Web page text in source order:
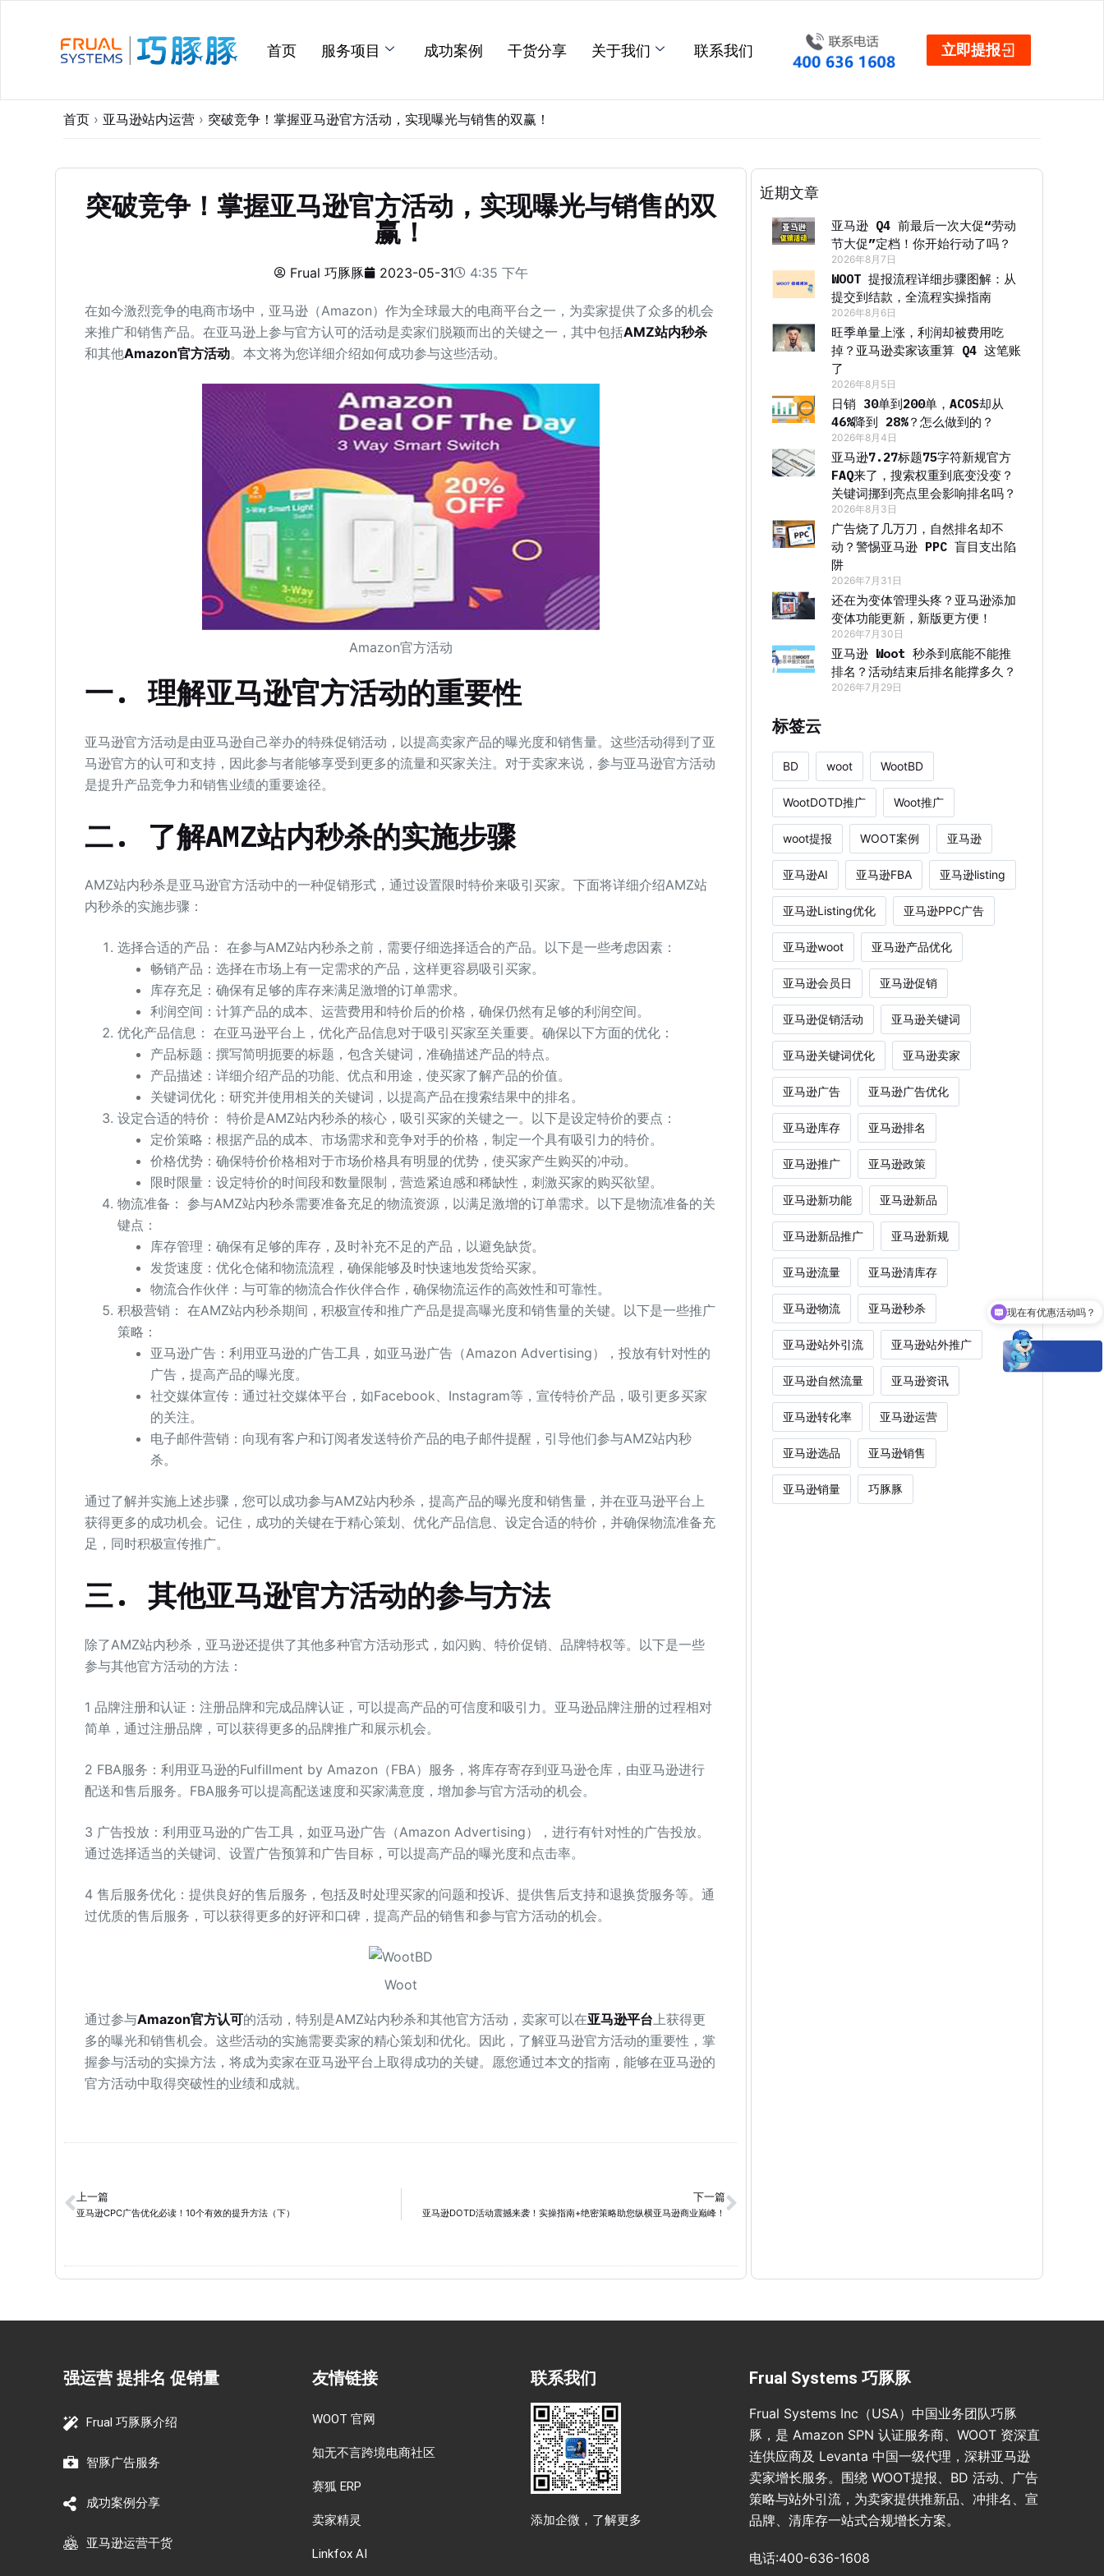
首页 服务项目 成功案例 干货分享 关于我们 联系我们 立即提报
首页 › 亚马逊站内运营 › 突破竞争！掌握亚马逊官方活动，实现曝光与销售的双赢！
突破竞争！掌握亚马逊官方活动，实现曝光与销售的双
赢！
Frual 巧豚豚 2023-05-31 4:35 下午
在如今激烈竞争的电商市场中，亚马逊（Amazon）作为全球最大的电商平台之一，为卖家提供了众多的机会
来推广和销售产品。在亚马逊上参与官方认可的活动是卖家们脱颖而出的关键之一，其中包括AMZ站内秒杀
和其他Amazon官方活动。本文将为您详细介绍如何成功参与这些活动。
Amazon官方活动
一. 理解亚马逊官方活动的重要性
亚马逊官方活动是由亚马逊自己举办的特殊促销活动，以提高卖家产品的曝光度和销售量。这些活动得到了亚
马逊官方的认可和支持，因此参与者能够享受到更多的流量和买家关注。对于卖家来说，参与亚马逊官方活动
是提升产品竞争力和销售业绩的重要途径。
二. 了解AMZ站内秒杀的实施步骤
AMZ站内秒杀是亚马逊官方活动中的一种促销形式，通过设置限时特价来吸引买家。下面将详细介绍AMZ站
内秒杀的实施步骤：
选择合适的产品： 在参与AMZ站内秒杀之前，需要仔细选择适合的产品。以下是一些考虑因素：
畅销产品：选择在市场上有一定需求的产品，这样更容易吸引买家。
库存充足：确保有足够的库存来满足激增的订单需求。
利润空间：计算产品的成本、运营费用和特价后的价格，确保仍然有足够的利润空间。
优化产品信息： 在亚马逊平台上，优化产品信息对于吸引买家至关重要。确保以下方面的优化：
产品标题：撰写简明扼要的标题，包含关键词，准确描述产品的特点。
产品描述：详细介绍产品的功能、优点和用途，使买家了解产品的价值。
关键词优化：研究并使用相关的关键词，以提高产品在搜索结果中的排名。
设定合适的特价： 特价是AMZ站内秒杀的核心，吸引买家的关键之一。以下是设定特价的要点：
定价策略：根据产品的成本、市场需求和竞争对手的价格，制定一个具有吸引力的特价。
价格优势：确保特价价格相对于市场价格具有明显的优势，使买家产生购买的冲动。
限时限量：设定特价的时间段和数量限制，营造紧迫感和稀缺性，刺激买家的购买欲望。
物流准备： 参与AMZ站内秒杀需要准备充足的物流资源，以满足激增的订单需求。以下是物流准备的关
键点：
库存管理：确保有足够的库存，及时补充不足的产品，以避免缺货。
发货速度：优化仓储和物流流程，确保能够及时快速地发货给买家。
物流合作伙伴：与可靠的物流合作伙伴合作，确保物流运作的高效性和可靠性。
积极营销： 在AMZ站内秒杀期间，积极宣传和推广产品是提高曝光度和销售量的关键。以下是一些推广
策略：
亚马逊广告：利用亚马逊的广告工具，如亚马逊广告（Amazon Advertising），投放有针对性的
广告，提高产品的曝光度。
社交媒体宣传：通过社交媒体平台，如Facebook、Instagram等，宣传特价产品，吸引更多买家
的关注。
电子邮件营销：向现有客户和订阅者发送特价产品的电子邮件提醒，引导他们参与AMZ站内秒
杀。
通过了解并实施上述步骤，您可以成功参与AMZ站内秒杀，提高产品的曝光度和销售量，并在亚马逊平台上
获得更多的成功机会。记住，成功的关键在于精心策划、优化产品信息、设定合适的特价，并确保物流准备充
足，同时积极宣传推广。
三. 其他亚马逊官方活动的参与方法
除了AMZ站内秒杀，亚马逊还提供了其他多种官方活动形式，如闪购、特价促销、品牌特权等。以下是一些
参与其他官方活动的方法：
1 品牌注册和认证：注册品牌和完成品牌认证，可以提高产品的可信度和吸引力。亚马逊品牌注册的过程相对
简单，通过注册品牌，可以获得更多的品牌推广和展示机会。
2 FBA服务：利用亚马逊的Fulfillment by Amazon（FBA）服务，将库存寄存到亚马逊仓库，由亚马逊进行
配送和售后服务。FBA服务可以提高配送速度和买家满意度，增加参与官方活动的机会。
3 广告投放：利用亚马逊的广告工具，如亚马逊广告（Amazon Advertising），进行有针对性的广告投放。
通过选择适当的关键词、设置广告预算和广告目标，可以提高产品的曝光度和点击率。
4 售后服务优化：提供良好的售后服务，包括及时处理买家的问题和投诉、提供售后支持和退换货服务等。通
过优质的售后服务，可以获得更多的好评和口碑，提高产品的销售和参与官方活动的机会。
Woot
通过参与Amazon官方认可的活动，特别是AMZ站内秒杀和其他官方活动，卖家可以在亚马逊平台 上获得更
多的曝光和销售机会。这些活动的实施需要卖家的精心策划和优化。因此，了解亚马逊官方活动的重要性，掌
握参与活动的实操方法，将成为卖家在亚马逊平台上取得成功的关键。愿您通过本文的指南，能够在亚马逊的
官方活动中取得突破性的业绩和成就。
上一篇
亚马逊CPC广告优化必读！10个有效的提升方法（下）
下一篇
亚马逊DOTD活动震撼来袭！实操指南+绝密策略助您纵横亚马逊商业巅峰！
近期文章
亚马逊 Q4 前最后一次大促“劳动
节大促”定档！你开始行动了吗？
2026年8月7日
WOOT 提报流程详细步骤图解：从
提交到结款，全流程实操指南
2026年8月6日
旺季单量上涨，利润却被费用吃
掉？亚马逊卖家该重算 Q4 这笔账
了
2026年8月5日
日销 30单到200单，ACOS却从
46%降到 28%？怎么做到的？
2026年8月4日
亚马逊7.27标题75字符新规官方
FAQ来了，搜索权重到底变没变？
关键词挪到亮点里会影响排名吗？
2026年8月3日
广告烧了几万刀，自然排名却不
动？警惕亚马逊 PPC 盲目支出陷
阱
2026年7月31日
还在为变体管理头疼？亚马逊添加
变体功能更新，新版更方便！
2026年7月30日
亚马逊 Woot 秒杀到底能不能推
排名？活动结束后排名能撑多久？
2026年7月29日
标签云
BD woot WootBD
WootDOTD推广 Woot推广
woot提报 WOOT案例 亚马逊
亚马逊AI 亚马逊FBA 亚马逊listing
亚马逊Listing优化 亚马逊PPC广告
亚马逊woot 亚马逊产品优化
亚马逊会员日 亚马逊促销
亚马逊促销活动 亚马逊关键词
亚马逊关键词优化 亚马逊卖家
亚马逊广告 亚马逊广告优化
亚马逊库存 亚马逊排名
亚马逊推广 亚马逊政策
亚马逊新功能 亚马逊新品
亚马逊新品推广 亚马逊新规
亚马逊流量 亚马逊清库存
亚马逊物流 亚马逊秒杀
亚马逊站外引流 亚马逊站外推广
亚马逊自然流量 亚马逊资讯
亚马逊转化率 亚马逊运营
亚马逊选品 亚马逊销售
亚马逊销量 巧豚豚
强运营 提排名 促销量
Frual 巧豚豚介绍
智豚广告服务
成功案例分享
亚马逊运营干货
友情链接
WOOT 官网
知无不言跨境电商社区
赛狐 ERP
卖家精灵
Linkfox AI
联系我们
添加企微，了解更多
Frual Systems 巧豚豚
Frual Systems Inc（USA）中国业务团队巧豚
豚，是 Amazon SPN 认证服务商、WOOT 资深直
连供应商及 Levanta 中国一级代理，深耕亚马逊
卖家增长服务。围绕 WOOT提报、BD 活动、广告
策略与站外引流，为卖家提供推新品、冲排名、宣
品牌、清库存一站式合规增长方案。
电话:400-636-1608
Woot能为卖家解决什么痛点？